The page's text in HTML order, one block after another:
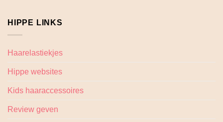
HIPPE LINKS
Haarelastiekjes
Hippe websites
Kids haaraccessoires
Review geven